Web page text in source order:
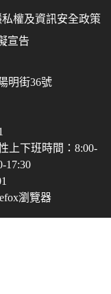
私權及資訊安全政策
宣告
明街36號
上下班時間：8:00-
17:30
瀏覽器